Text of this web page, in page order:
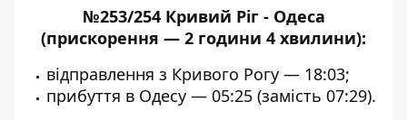
№253/254 Кривий Ріг - Одеса
(прискорення — 2 години 4 хвилини):
відправлення з Кривого Рогу — 18:03;
прибуття в Одесу — 05:25 (замість 07:29).